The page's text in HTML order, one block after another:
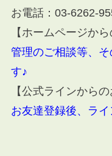
お電話： 03-6262-
【ホームページか
管理のご相談等、
す♪
【公式ラインから
お友達登録後、ラ